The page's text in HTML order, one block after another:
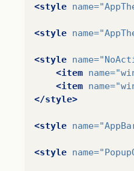
<style name=
<style name=
<style name=
<item name=
<item name=
</style>
<style name=
<style name=